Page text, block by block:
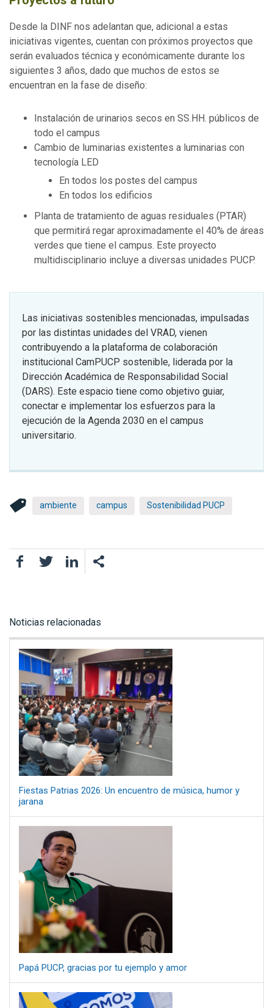
Desde la DINF nos adelantan que, adicional a estas
iniciativas vigentes, cuentan con próximos proyectos que
serán evaluados técnica y económicamente durante los
siguientes 3 años, dado que muchos de estos se
encuentran en la fase de diseño:
Instalación de urinarios secos en SS.HH. públicos de
todo el campus
Cambio de luminarias existentes a luminarias con
tecnología LED
En todos los postes del campus
En todos los edificios
Planta de tratamiento de aguas residuales (PTAR)
que permitirá regar aproximadamente el 40% de áreas
verdes que tiene el campus. Este proyecto
multidisciplinario incluye a diversas unidades PUCP.
Las iniciativas sostenibles mencionadas, impulsadas
por las distintas unidades del VRAD, vienen
contribuyendo a la plataforma de colaboración
institucional CamPUCP sostenible, liderada por la
Dirección Académica de Responsabilidad Social
(DARS). Este espacio tiene como objetivo guiar,
conectar e implementar los esfuerzos para la
ejecución de la Agenda 2030 en el campus
universitario.
ambiente campus Sostenibilidad PUCP
FacebookTwitter LinkedIn
Noticias relacionadas
Fiestas Patrias 2026: Un encuentro de música, humor y
jarana
Papá PUCP, gracias por tu ejemplo y amor